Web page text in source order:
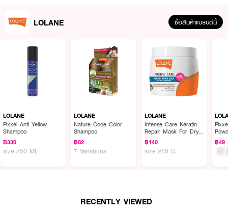
How To Use :LOLANE ซื้อสินค้าแบรนด์นี้
LOLANE
Pixxel Anti Yellow
Shampoo
฿330
size 250 ML
LOLANE
Nature Code Color
Shampoo
฿82
7 Variations
LOLANE
Intense Care Keratin
Repair Mask For Dry
& Damaged
฿140
size 200 G
฿49
RECENTLY VIEWED